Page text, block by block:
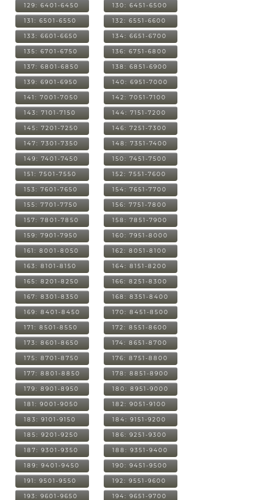
129: 6401-6450 130: 6451-6500
131: 6501-6550 132: 6551-6600
133: 6601-6650 134: 6651-6700
135: 6701-6750 136: 6751-6800
137: 6801-6850 138: 6851-6900
139: 6901-6950 140: 6951-7000
141: 7001-7050 142: 7051-7100
143: 7101-7150 144: 7151-7200
145: 7201-7250 146: 7251-7300
147: 7301-7350 148: 7351-7400
149: 7401-7450 150: 7451-7500
151: 7501-7550 152: 7551-7600
153: 7601-7650 154: 7651-7700
155: 7701-7750 156: 7751-7800
157: 7801-7850 158: 7851-7900
159: 7901-7950 160: 7951-8000
161: 8001-8050 162: 8051-8100
163: 8101-8150 164: 8151-8200
165: 8201-8250 166: 8251-8300
167: 8301-8350 168: 8351-8400
169: 8401-8450 170: 8451-8500
171: 8501-8550 172: 8551-8600
173: 8601-8650 174: 8651-8700
175: 8701-8750 176: 8751-8800
177: 8801-8850 178: 8851-8900
179: 8901-8950 180: 8951-9000
181: 9001-9050 182: 9051-9100
183: 9101-9150 184: 9151-9200
185: 9201-9250 186: 9251-9300
187: 9301-9350 188: 9351-9400
189: 9401-9450 190: 9451-9500
191: 9501-9550 192: 9551-9600
193: 9601-9650 194: 9651-9700